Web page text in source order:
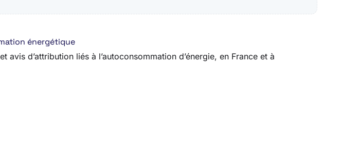
énergétique
d’attribution liés à l’autoconsommation d’énergie, en France et à